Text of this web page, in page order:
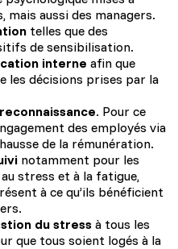
aussi des managers.
telles que des
de sensibilisation.
interne afin que
les décisions prises par la
. Pour ce
des employés via
de la rémunération.
notamment pour les
stress et à la fatigue,
à ce qu’ils bénéficient
du stress à tous les
que tous soient logés à la